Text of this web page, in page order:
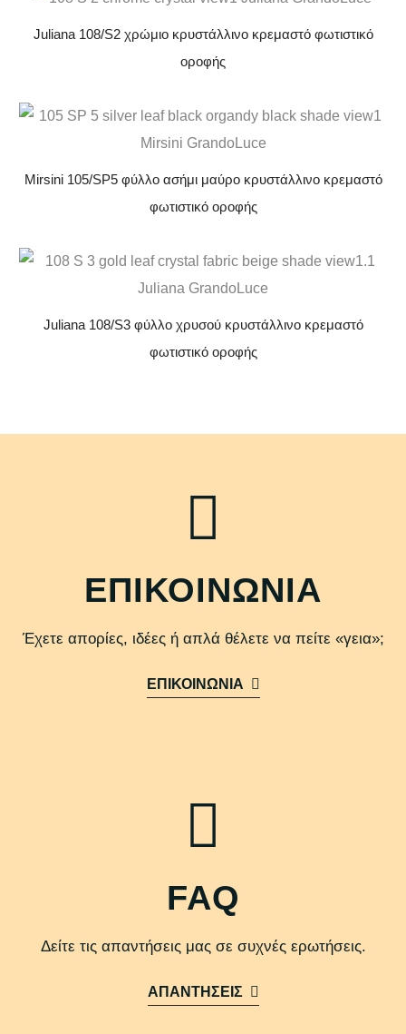
Juliana 108/S2 χρώμιο κρυστάλλινο κρεμαστό φωτιστικό
οροφής
Mirsini 105/SP5 φύλλο ασήμι μαύρο κρυστάλλινο κρεμαστό
φωτιστικό οροφής
Juliana 108/S3 φύλλο χρυσού κρυστάλλινο κρεμαστό
φωτιστικό οροφής
ΕΠΙΚΟΙΝΩΝΙΑ
Έχετε απορίες, ιδέες ή απλά θέλετε να πείτε «γεια»;
ΕΠΙΚΟΙΝΩΝΙΑ
FAQ
Δείτε τις απαντήσεις μας σε συχνές ερωτήσεις.
ΑΠΑΝΤΗΣΕΙΣ